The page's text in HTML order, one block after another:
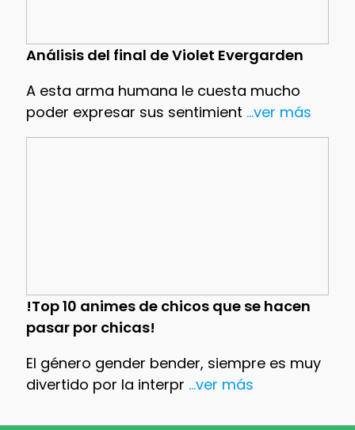
Análisis del final de Violet Evergarden
A esta arma humana le cuesta mucho
poder expresar sus sentimient ...ver más
!Top 10 animes de chicos que se hacen
pasar por chicas!
El género gender bender, siempre es muy
divertido por la interpr ...ver más